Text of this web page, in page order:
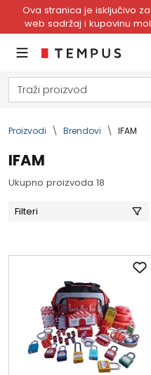
Ova stranica je isključivo
web sadržaj i kupovinu
Proizvodi Brendovi IFAM
IFAM
Ukupno proizvoda 18
Filteri